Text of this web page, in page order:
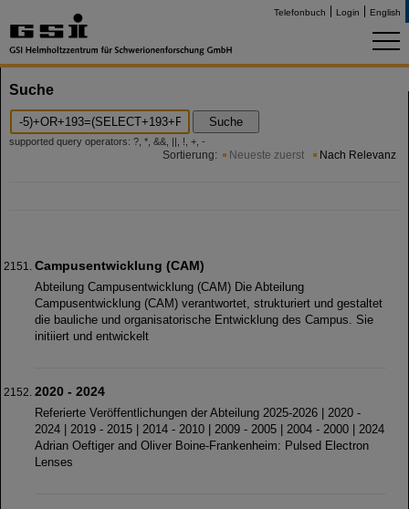
Telefonbuch Login English
Suche
Suche
supported query operators: ?, *, &&, ||, !, +, -
Sortierung: Neueste zuerst Nach Relevanz
Campusentwicklung (CAM)
Abteilung Campusentwicklung (CAM) Die Abteilung
Campusentwicklung (CAM) verantwortet, strukturiert und gestaltet
die bauliche und organisatorische Entwicklung des Campus. Sie
initiiert und entwickelt
2020 - 2024
Referierte Veröffentlichungen der Abteilung 2025-2026 | 2020 -
2024 | 2019 - 2015 | 2014 - 2010 | 2009 - 2005 | 2004 - 2000 | 2024
Adrian Oeftiger and Oliver Boine-Frankenheim: Pulsed Electron
Lenses